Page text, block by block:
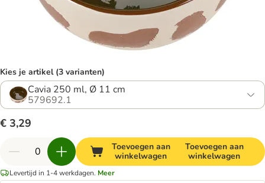
Kies je artikel (3 varianten)
Cavia 250 ml, Ø 11 cm
579692.1
€ 3,29
Toevoegen aan
winkelwagen
Toevoegen aan
winkelwagen
Levertijd in 1-4 werkdagen. Meer